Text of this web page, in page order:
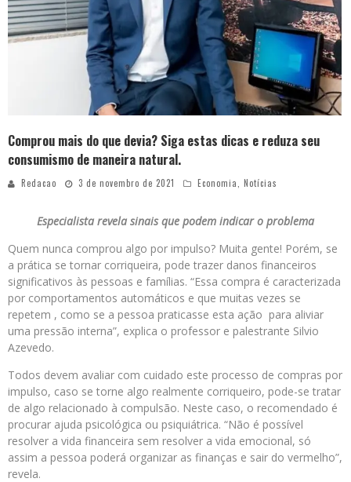
Comprou mais do que devia? Siga estas dicas e reduza seu
consumismo de maneira natural.
Redacao 3 de novembro de 2021 Economia Notícias
Especialista revela sinais que podem indicar o problema
Quem nunca comprou algo por impulso? Muita gente! Porém, se
a prática se tornar corriqueira, pode trazer danos financeiros
significativos às pessoas e famílias. “Essa compra é caracterizada
por comportamentos automáticos e que muitas vezes se
repetem , como se a pessoa praticasse esta ação para aliviar
uma pressão interna”, explica o professor e palestrante Silvio
Azevedo.
Todos devem avaliar com cuidado este processo de compras por
impulso, caso se torne algo realmente corriqueiro, pode-se tratar
de algo relacionado à compulsão. Neste caso, o recomendado é
procurar ajuda psicológica ou psiquiátrica. “Não é possível
resolver a vida financeira sem resolver a vida emocional, só
assim a pessoa poderá organizar as finanças e sair do vermelho”,
revela.